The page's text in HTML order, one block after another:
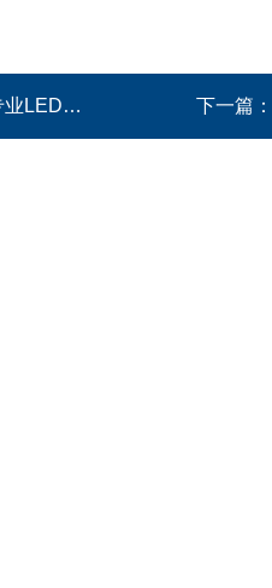
泛光灯 下一篇：